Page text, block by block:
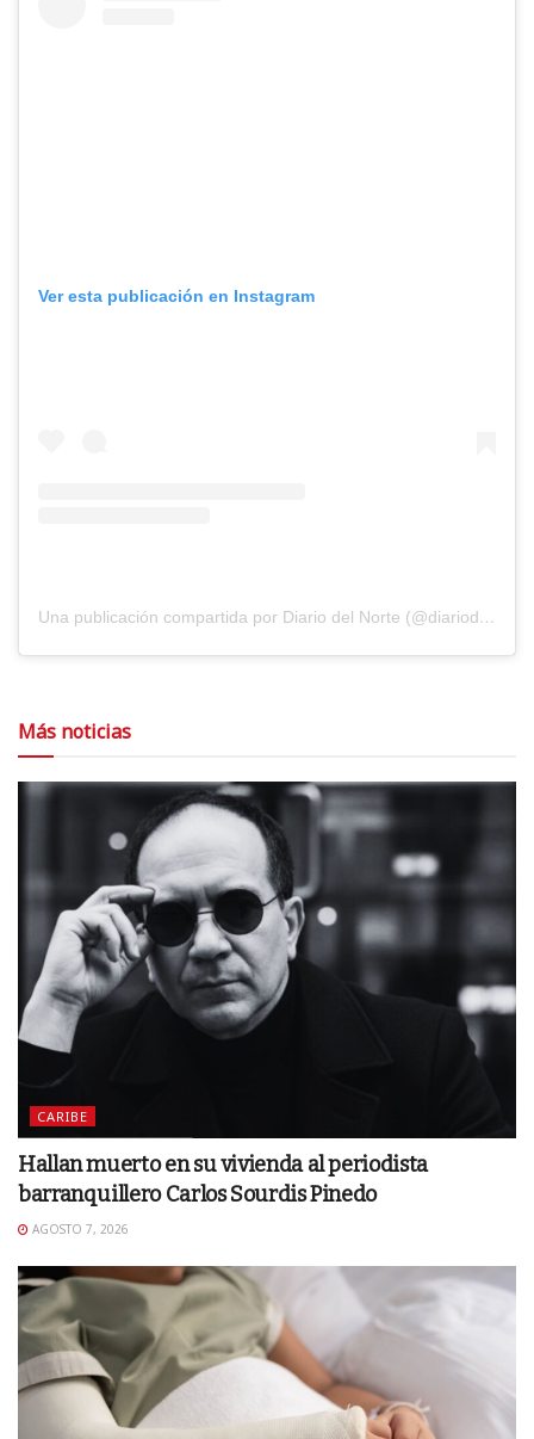
Ver esta publicación en Instagram
Una publicación compartida por Diario del Norte (@diariodelnorte)
Más noticias
CARIBE
Hallan muerto en su vivienda al periodista
barranquillero Carlos Sourdis Pinedo
AGOSTO 7, 2026